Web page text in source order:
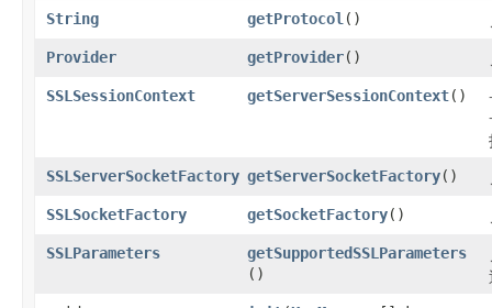
String getProtocol ​()
Provider getProvider​()
SSLSessionContext getServerSessionContext​()
SSLServerSocketFactory getServerSocketFactory​()
SSLSocketFactory getSocketFactory​()
SSLParameters getSupportedSSLParameters
()